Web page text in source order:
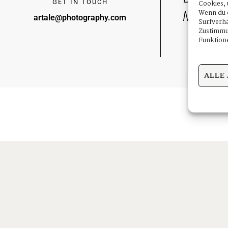
Wenn
ALLE
GET IN TOUCH
artale@photography.com
Making